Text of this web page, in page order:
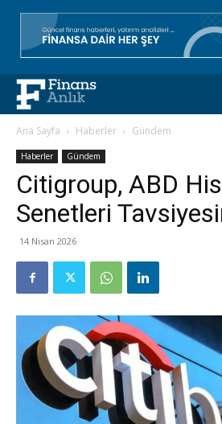
Ana Sayfa Haberler Gündem
Haberler Gündem
Citigroup, ABD
Senetleri
14 Nisan 2026